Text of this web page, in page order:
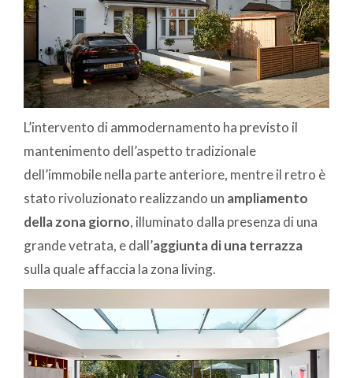
L’intervento di ammodernamento ha previsto il
mantenimento dell’aspetto tradizionale
dell’immobile nella parte anteriore, mentre il retro è
stato rivoluzionato realizzando un ampliamento
della zona giorno, illuminato dalla presenza di una
grande vetrata, e dall’aggiunta di una terrazza
sulla quale affaccia la zona living.